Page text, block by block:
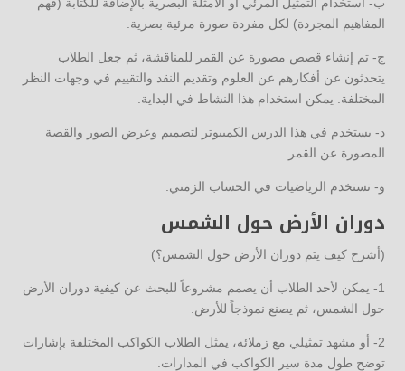
المفاهيم المجردة) لكل مفردة صورة مرئية بصرية.
ج- تم إنشاء قصص مصورة عن القمر للمناقشة، ثم جعل الطلاب
يتحدثون عن أفكارهم عن العلوم وتقديم النقد والتقييم في وجهات النظر
المختلفة. يمكن استخدام هذا النشاط في البداية.
د- يستخدم في هذا الدرس الكمبيوتر لتصميم وعرض الصور والقصة
المصورة عن القمر.
و- تستخدم الرياضيات في الحساب الزمني.
دوران الأرض حول الشمس
(أشرح كيف يتم دوران الأرض حول الشمس؟)
1- يمكن لأحد الطلاب أن يصمم مشروعاً للبحث عن كيفية دوران الأرض
حول الشمس، ثم يصنع نموذجاً للأرض.
2- أو مشهد تمثيلي مع زملائه، يمثل الطلاب الكواكب المختلفة بإشارات
توضح طول مدة سير الكواكب في المدارات.